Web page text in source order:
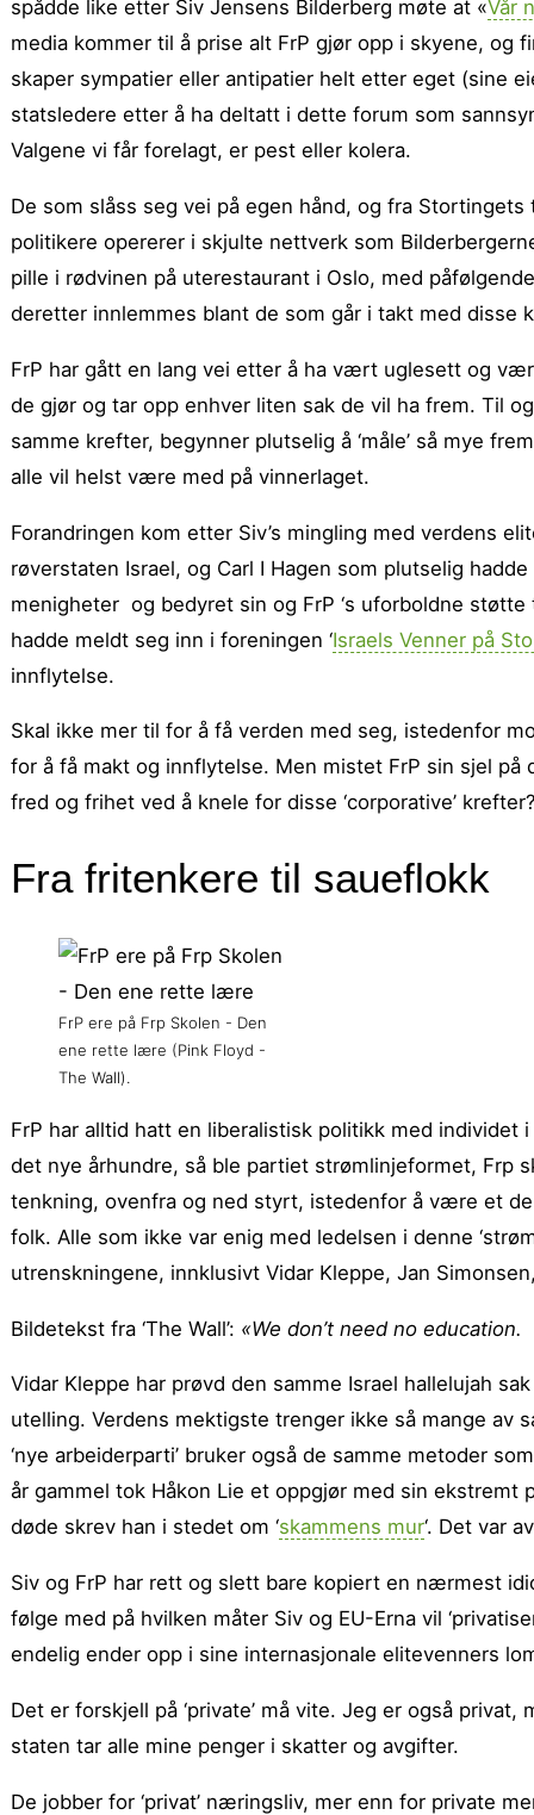
spådde like etter Siv Jensens Bilderberg møte at «Vår
media kommer til å prise alt FrP gjør opp i skyene, og
skaper sympatier eller antipatier helt etter eget (sine
statsledere etter å ha deltatt i dette forum som
Valgene vi får forelagt, er pest eller kolera.
De som slåss seg vei på egen hånd, og fra
politikere opererer i skjulte nettverk som
pille i rødvinen på uterestaurant i Oslo, med
deretter innlemmes blant de som går i takt med disse
FrP har gått en lang vei etter å ha vært uglesett og
de gjør og tar opp enhver liten sak de vil ha frem. Til
samme krefter, begynner plutselig å ‘måle’ så mye
alle vil helst være med på vinnerlaget.
Forandringen kom etter Siv’s mingling med verdens
røverstaten Israel, og Carl I Hagen som plutselig
menigheter og bedyret sin og FrP ‘s uforboldne
hadde meldt seg inn i foreningen ‘Israels Venner på
innflytelse.
Skal ikke mer til for å få verden med seg, istedenfor
for å få makt og innflytelse. Men mistet FrP sin sjel
fred og frihet ved å knele for disse ‘corporative’
Fra fritenkere til saueflokk
FrP ere på Frp Skolen - Den
ene rette lære (Pink Floyd -
The Wall).
FrP har alltid hatt en liberalistisk politikk med
det nye århundre, så ble partiet strømlinjeformet, Frp
tenkning, ovenfra og ned styrt, istedenfor å være et
folk. Alle som ikke var enig med ledelsen i denne
utrenskningene, innklusivt Vidar Kleppe, Jan
Bildetekst fra ‘The Wall’: «We don’t need no
Vidar Kleppe har prøvd den samme Israel hallelujah
utelling. Verdens mektigste trenger ikke så mange
‘nye arbeiderparti’ bruker også de samme metoder
år gammel tok Håkon Lie et oppgjør med sin ekstremt
døde skrev han i stedet om ‘skammens mur‘. Det var
Siv og FrP har rett og slett bare kopiert en nærmest
følge med på hvilken måter Siv og EU-Erna vil
endelig ender opp i sine internasjonale elitevenners
Det er forskjell på ‘private’ må vite. Jeg er også
staten tar alle mine penger i skatter og avgifter.
De jobber for ‘privat’ næringsliv, mer enn for private